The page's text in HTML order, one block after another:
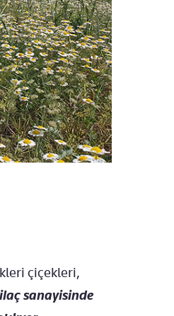
çiçekleri,
sanayisinde